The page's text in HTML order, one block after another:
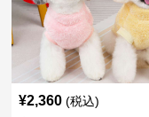
¥2,360 (税込)